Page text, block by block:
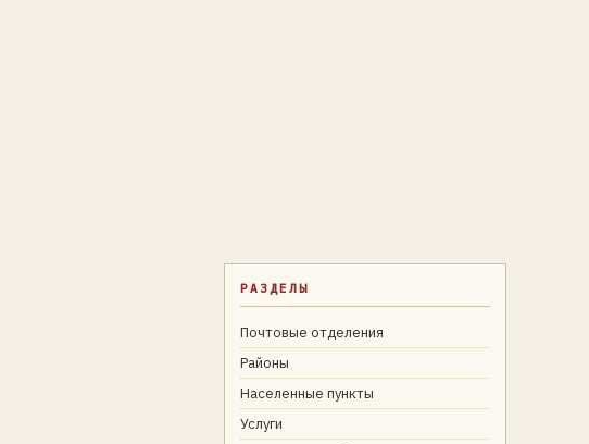
РАЗДЕЛЫ
Почтовые отделения
Районы
Населенные пункты
Услуги